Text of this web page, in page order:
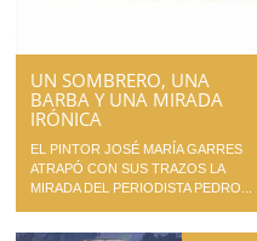
UN SOMBRERO, UNA
BARBA Y UNA MIRADA
IRÓNICA
EL PINTOR JOSÉ MARÍA GARRES
ATRAPÓ CON SUS TRAZOS LA
MIRADA DEL PERIODISTA PEDRO...